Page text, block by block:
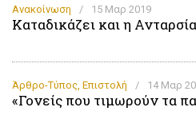
Ανακοίνωση / 15 Μαρ 2019
Καταδικάζει και η
Άρθρο-Τύπος, Επιστολή / 14 Μαρ
«Γονείς που τιμωρούν τα